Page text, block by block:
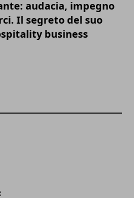
audacia, impegno
Il segreto del suo
business